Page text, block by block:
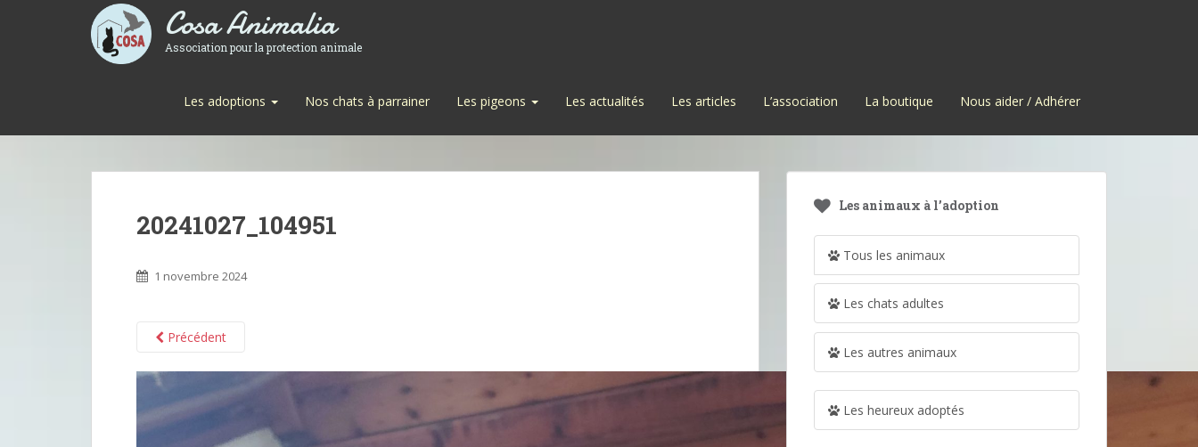
Cosa Animalia
Association pour la protection animale
Les adoptions Nos chats à parrainer Les pigeons Les actualités Les articles L’association La boutique Nous aider / Adhérer
20241027_104951
1 novembre 2024
Précédent
Les animaux à l’adoption
Tous les animaux
Les chats adultes
Les autres animaux
Les heureux adoptés